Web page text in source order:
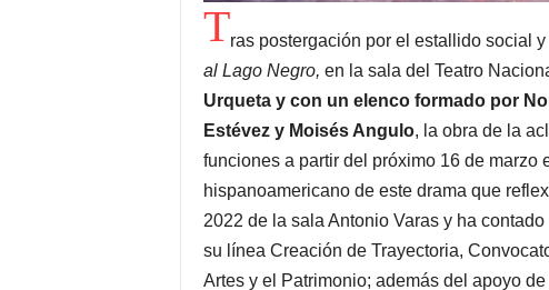
Tras postergación por el estallido social
al Lago Negro, en la sala del Teatro
Urqueta y con un elenco formado por
Estévez y Moisés Angulo, la obra de la
funciones a partir del próximo 16 de marzo
hispanoamericano de este drama que
2022 de la sala Antonio Varas y ha
su línea Creación de Trayectoria,
Artes y el Patrimonio; además del apoyo